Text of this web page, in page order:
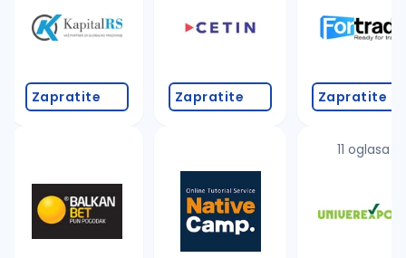
proverite pravopisne greške (koristite č, ć, š, đ,
promenite odabrane filtere pretrage
Zapratite Zapratite Zapratite
11 oglasa